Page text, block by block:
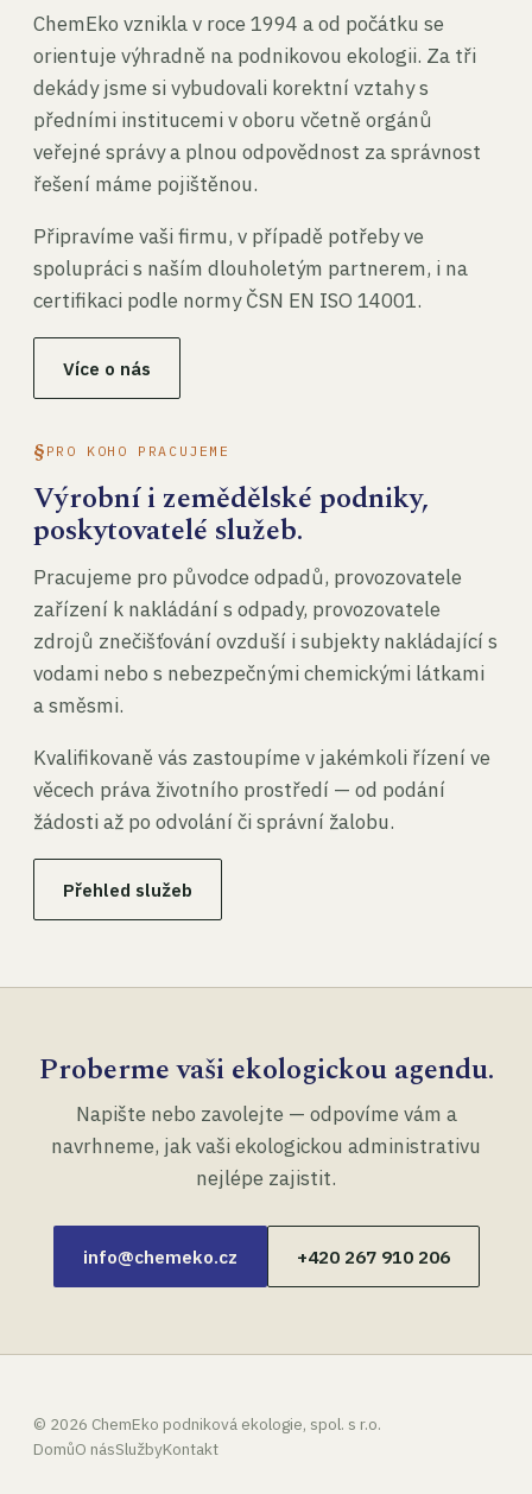
ChemEko vznikla v roce 1994 a od počátku se
orientuje výhradně na podnikovou ekologii. Za tři
dekády jsme si vybudovali korektní vztahy s
předními institucemi v oboru včetně orgánů
veřejné správy a plnou odpovědnost za správnost
řešení máme pojištěnou.
Připravíme vaši firmu, v případě potřeby ve
spolupráci s naším dlouholetým partnerem, i na
certifikaci podle normy ČSN EN ISO 14001.
Více o nás
PRO KOHO PRACUJEME
Výrobní i zemědělské podniky,
poskytovatelé služeb.
Pracujeme pro původce odpadů, provozovatele
zařízení k nakládání s odpady, provozovatele
zdrojů znečišťování ovzduší i subjekty nakládající s
vodami nebo s nebezpečnými chemickými látkami
a směsmi.
Kvalifikovaně vás zastoupíme v jakémkoli řízení ve
věcech práva životního prostředí — od podání
žádosti až po odvolání či správní žalobu.
Přehled služeb
Proberme vaši ekologickou agendu.
Napište nebo zavolejte — odpovíme vám a
navrhneme, jak vaši ekologickou administrativu
nejlépe zajistit.
info@chemeko.cz +420 267 910 206
© 2026 ChemEko podniková ekologie, spol. s r.o.
DomůO násSlužbyKontakt